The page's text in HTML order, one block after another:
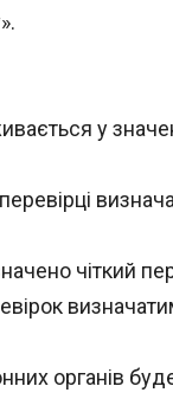
у
перевірці
чіткий
органів